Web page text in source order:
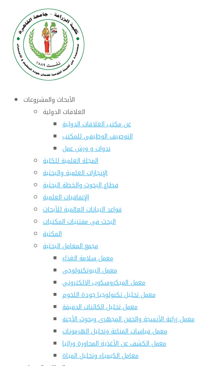
الأبحاث والمشروعات
العلاقات الدولية
عن مكتب العلاقات الدولية
التوصيف الوظيفى للمكتب
ندوات و ورش عمل
المجلة العلمية للكلية
الإنجازات العلمية والبحثية
قطاع البحوث والخطة البحثية
الإتفاقيات العلمية
قواعد البيانات العالمية للأبحاث
البحث فى مقتنيات المكتبات
المكتبة
مجمع المعامل البحثية
معمل سلامة الغذاء
معمل البيوتكنولوجى
معمل الميكروسكوب الالكتروني
معمل تحليل تكنولوجيا جودة اللحوم
معمل تحليل الكائنات الدقيقة
معمل زراعة الأنسجة والحقن المجهرى وبحوث الأجنة
معمل قياسات المناعة وتحليل الهرمونات
معمل الكشف عن الأغذية المحاورة وراثيا
معامل الكيمياء وتحليل المياة